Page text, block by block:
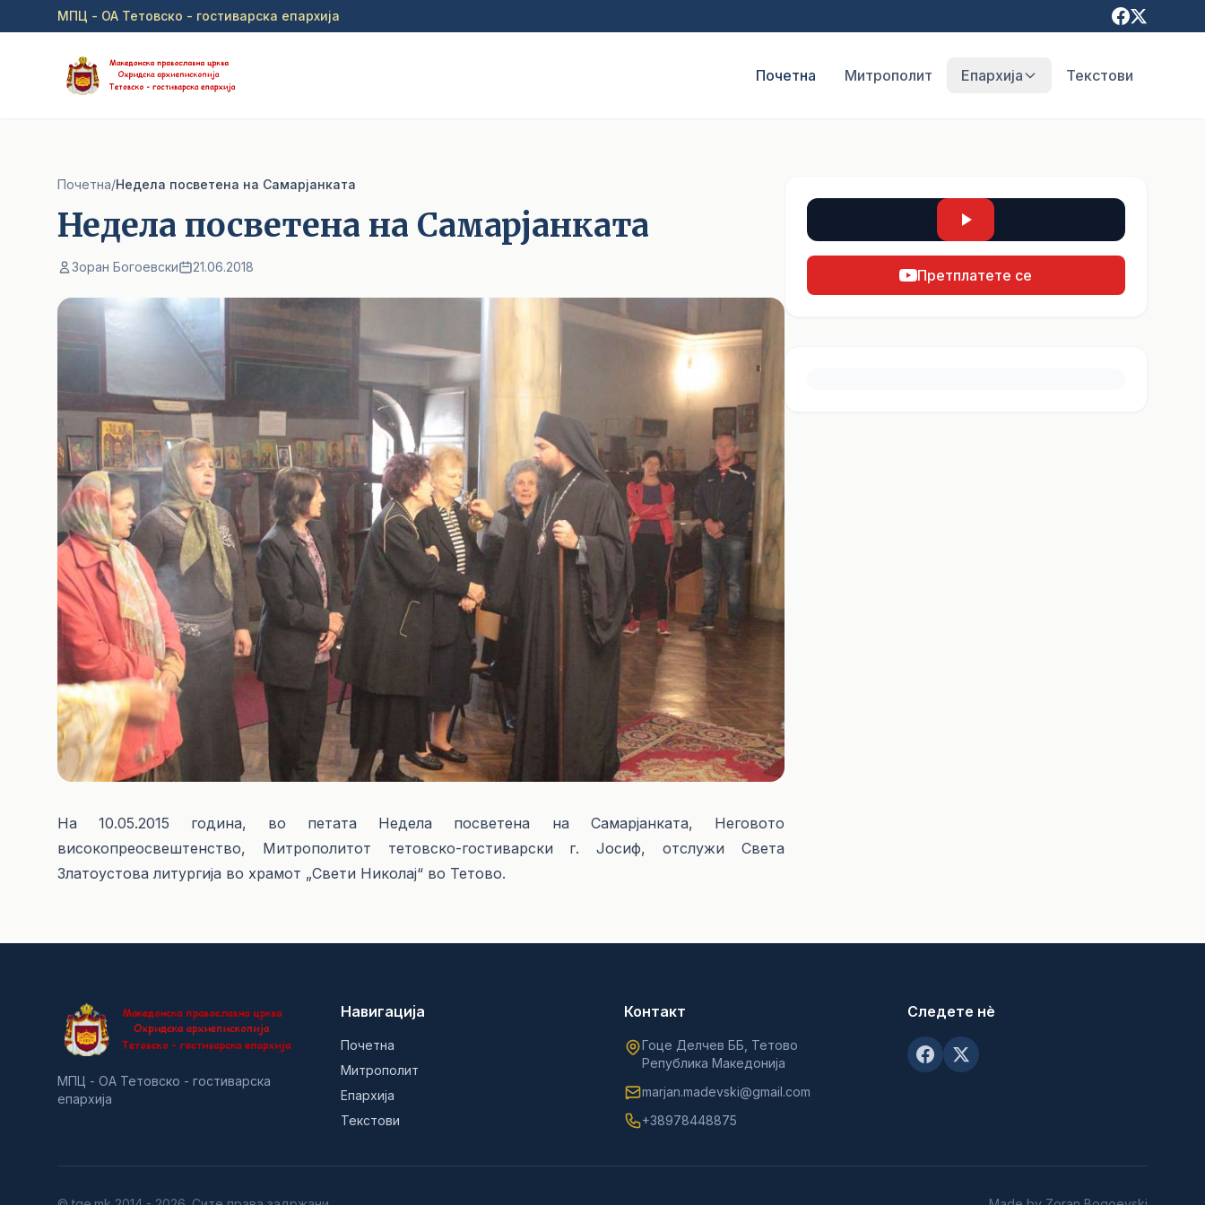
Прејди на главна содржина
МПЦ - ОА Тетовско - гостиварска епархија
Почетна Митрополит Епархија Текстови
Почетна/Недела посветена на Самарјанката
Недела посветена на Самарјанката
Зоран Богоевски 21.06.2018
На 10.05.2015 година, во петата Недела посветена на Самарјанката, Неговото
високопреосвештенство, Митрополитот тетовско-гостиварски г. Јосиф, отслужи Света
Златоустова литургија во храмот „Свети Николај“ во Тетово.
Претплатете се
МПЦ - ОА Тетовско - гостиварска
епархија
Навигација
Почетна
Митрополит
Епархија
Текстови
Контакт
Гоце Делчев ББ, Тетово
Република Македонија
marjan.madevski@gmail.com
+38978448875
Следете нè